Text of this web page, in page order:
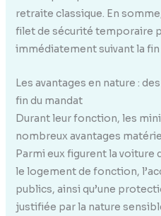
retraite classique. En
filet de sécurité temporaire
immédiatement suivant la fin
Les avantages en nature :
fin du mandat
Durant leur fonction, les
nombreux avantages
Parmi eux figurent la voiture
le logement de fonction,
publics, ainsi qu’une
justifiée par la nature